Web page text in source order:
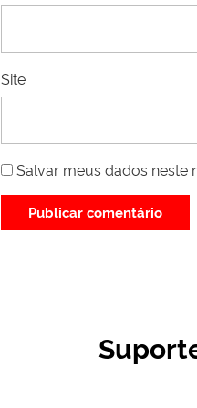
Site
Salvar meus dados neste